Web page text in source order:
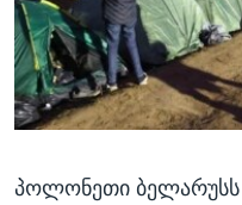
ᲡᲢᲣᲓᲘᲐ ᲕᲐᲨᲘᲜᲒᲢᲝᲜᲘ
ᲔᲙᲝᲜᲝᲛᲘᲙᲐ
ᲯᲐᲜᲛᲠᲗᲔᲚᲝᲑᲐ
ᲛᲔᲪᲜᲘᲔᲠᲔᲑᲐ
ᲙᲣᲚᲢᲣᲠᲐ
Learning English
ᲗᲕᲐᲚᲘ ᲒᲕᲐᲓᲔᲕᲜᲔᲗ
პოლონეთი ბელარუსს